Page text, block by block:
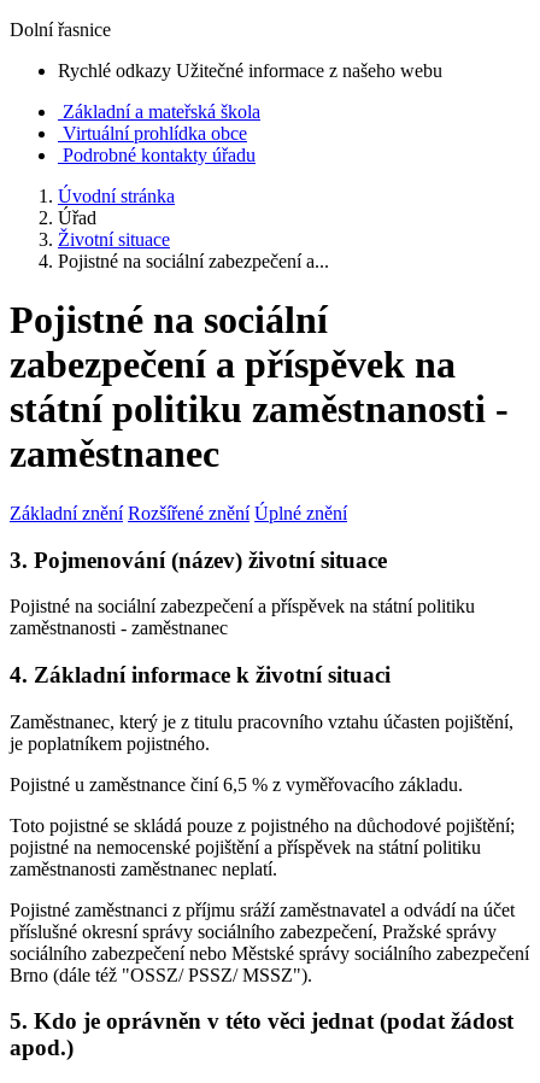
Dolní řasnice
Rychlé odkazy Užitečné informace z našeho webu
Základní a mateřská škola
Virtuální prohlídka obce
Podrobné kontakty úřadu
Úvodní stránka
Úřad
Životní situace
Pojistné na sociální zabezpečení a...
Pojistné na sociální
zabezpečení a příspěvek na
státní politiku zaměstnanosti -
zaměstnanec
Základní znění Rozšířené znění Úplné znění
3. Pojmenování (název) životní situace
Pojistné na sociální zabezpečení a příspěvek na státní politiku
zaměstnanosti - zaměstnanec
4. Základní informace k životní situaci
Zaměstnanec, který je z titulu pracovního vztahu účasten pojištění,
je poplatníkem pojistného.
Pojistné u zaměstnance činí 6,5 % z vyměřovacího základu.
Toto pojistné se skládá pouze z pojistného na důchodové pojištění;
pojistné na nemocenské pojištění a příspěvek na státní politiku
zaměstnanosti zaměstnanec neplatí.
Pojistné zaměstnanci z příjmu sráží zaměstnavatel a odvádí na účet
příslušné okresní správy sociálního zabezpečení, Pražské správy
sociálního zabezpečení nebo Městské správy sociálního zabezpečení
Brno (dále též "OSSZ/ PSSZ/ MSSZ").
5. Kdo je oprávněn v této věci jednat (podat žádost
apod.)